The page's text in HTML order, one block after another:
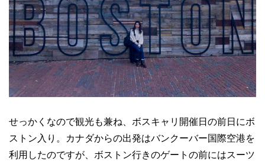
せっかくなので観光も兼ね、ボスキャリ開催日の前日にボ
ストン入り。カナダからの出発はバンクーバー国際空港を
利用したのですが、ボストン行きのゲートの前にはスーツ